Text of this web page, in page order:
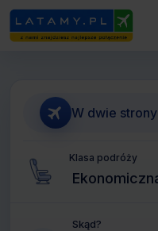
W dwie strony
Klasa podróży
Skąd?